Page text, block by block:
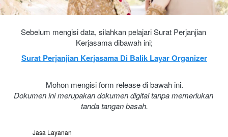
Sebelum mengisi data, silahkan pelajari Surat Perjanjian
Kerjasama dibawah ini;
Surat Perjanjian Kerjasama Di Balik Layar Organizer
Mohon mengisi form release di bawah ini.
Dokumen ini merupakan dokumen digital tanpa memerlukan
tanda tangan basah.
Jasa Layanan